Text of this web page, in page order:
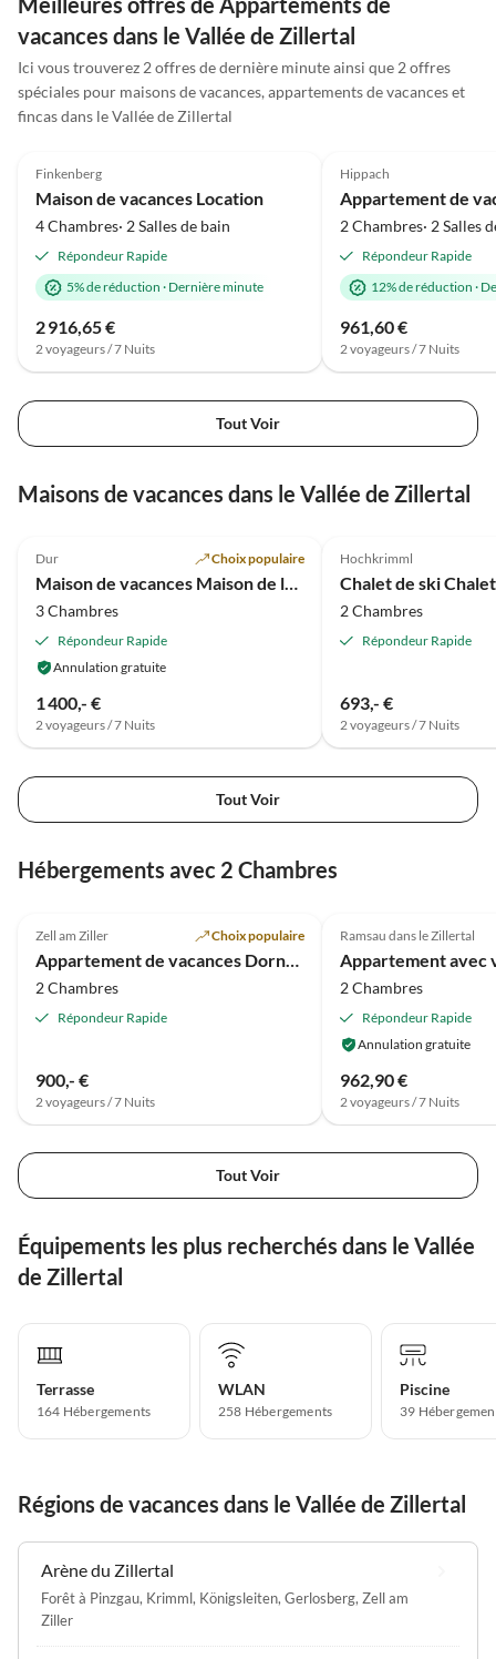
Liebe Grüße von Romy
Michael und Cooper
vacances dans le Vallée de Zillertal
Ici vous trouverez 2 offres de dernière minute ainsi que 2 offres
spéciales pour maisons de vacances, appartements de vacances et
fincas dans le Vallée de Zillertal
Finkenberg
Maison de vacances Location
4 Chambres· 2 Salles de bain
Répondeur Rapide
5% de réduction · Dernière minute
2 916,65 €
2 voyageurs / 7 Nuits
Hippach
Appartement de
2 Chambres· 2 Salles
Répondeur Rapide
12% de réduction ·
961,60 €
2 voyageurs / 7 Nuits
Tout Voir
Maisons de vacances dans le Vallée de Zillertal
Dur Choix populaire
Maison de vacances Maison de la Nature
3 Chambres
Répondeur Rapide
Annulation gratuite
1 400,- €
2 voyageurs / 7 Nuits
Hochkrimml
2 Chambres
Répondeur Rapide
693,- €
2 voyageurs / 7 Nuits
Tout Voir
Hébergements avec 2 Chambres
Zell am Ziller Choix populaire
2 Chambres
Répondeur Rapide
900,- €
2 voyageurs / 7 Nuits
Ramsau dans le Zillertal
2 Chambres
Répondeur Rapide
Annulation gratuite
962,90 €
2 voyageurs / 7 Nuits
Tout Voir
Équipements les plus recherchés dans le Vallée
de Zillertal
Terrasse
164 Hébergements
WLAN
258 Hébergements
Piscine
39
Régions de vacances dans le Vallée de Zillertal
Arène du Zillertal
Forêt à Pinzgau, Krimml, Königsleiten, Gerlosberg, Zell am
Ziller